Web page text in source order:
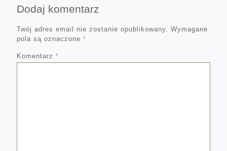
Dodaj komentarz
Twój adres email nie zostanie opublikowany. Wymagane
pola są oznaczone *
Komentarz *